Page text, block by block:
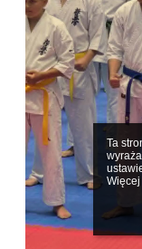
Ta